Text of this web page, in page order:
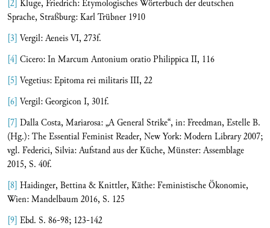
[2] Kluge, Friedrich: Etymologisches Wörterbuch der deutschen
Sprache, Straßburg: Karl Trübner 1910
[3] Vergil: Aeneis VI, 273f.
[4] Cicero: In Marcum Antonium oratio Philippica II, 116
[5] Vegetius: Epitoma rei militaris III, 22
[6] Vergil: Georgicon I, 301f.
[7] Dalla Costa, Mariarosa: „A General Strike“, in: Freedman, Estelle B.
(Hg.): The Essential Feminist Reader, New York: Modern Library 2007;
vgl. Federici, Silvia: Aufstand aus der Küche, Münster: Assemblage
2015, S. 40f.
[8] Haidinger, Bettina & Knittler, Käthe: Feministische Ökonomie,
Wien: Mandelbaum 2016, S. 125
[9] Ebd. S. 86-98; 123-142